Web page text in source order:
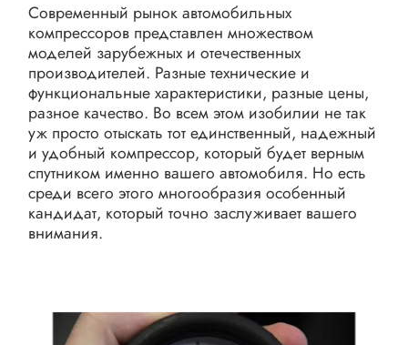
Современный рынок автомобильных
компрессоров представлен множеством
моделей зарубежных и отечественных
производителей. Разные технические и
функциональные характеристики, разные цены,
разное качество. Во всем этом изобилии не так
уж просто отыскать тот единственный, надежный
и удобный компрессор, который будет верным
спутником именно вашего автомобиля. Но есть
среди всего этого многообразия особенный
кандидат, который точно заслуживает вашего
внимания.